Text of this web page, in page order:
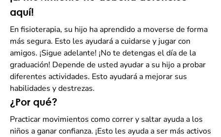
aquí!
En fisioterapia, su hijo ha aprendido a moverse de forma
más segura. Esto les ayudará a cuidarse y jugar con
amigos. ¡Sigue adelante! ¡No te detengas el día de la
graduación! Depende de usted ayudar a su hijo a probar
diferentes actividades. Esto ayudará a mejorar sus
habilidades y destrezas.
¿Por qué?
Practicar movimientos como correr y saltar ayuda a los
niños a ganar confianza. ¡Esto les ayuda a ser más activos